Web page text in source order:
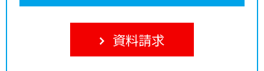
資料請求